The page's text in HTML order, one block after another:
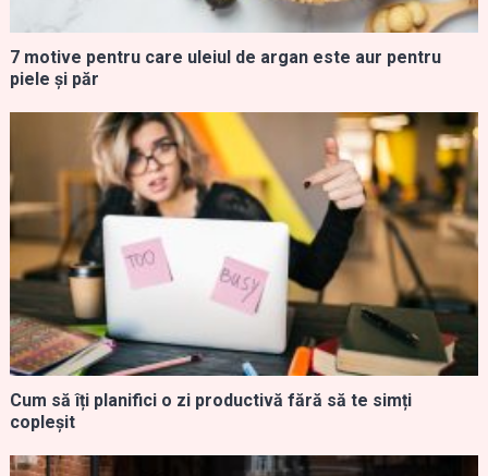
7 motive pentru care uleiul de argan este aur pentru
piele și păr
Cum să îți planifici o zi productivă fără să te simți
copleșit